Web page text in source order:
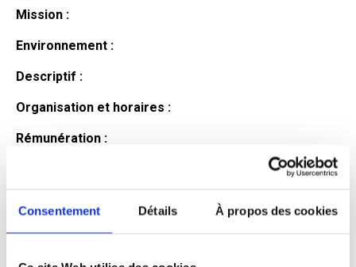
Consentement Détails À propos des cookies
Mission :
Environnement :
Descriptif :
Organisation et horaires :
Rémunération :
Profil du